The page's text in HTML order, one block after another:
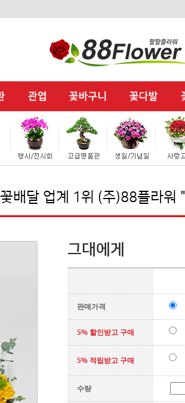
계 1위 (주)88플라워 "고객님
그대에게
판매가격
5% 할인받고 구매
5% 적립받고 구매
수량